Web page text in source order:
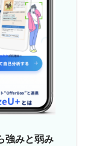
強みと弱み